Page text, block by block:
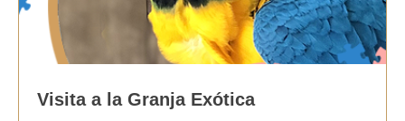
Visita a la Granja Exótica